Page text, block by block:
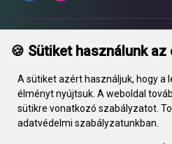
🍪 Sütiket használunk
A sütiket azért használjuk, hogy a
élményt nyújtsuk. A weboldal
sütikre vonatkozó szabályzatot.
adatvédelmi szabályzatunkban.